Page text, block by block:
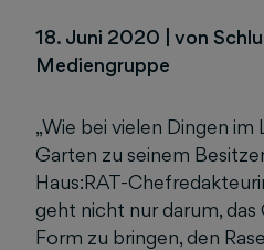
18. Juni 2020
von
Mediengruppe
„Wie bei vielen Dingen
Garten zu seinem
Haus:RAT-
geht nicht nur darum, das
Form zu bringen, den